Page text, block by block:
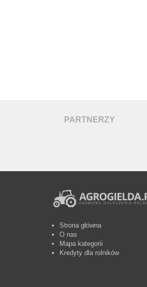
PARTNERZY
Strona główna
O nas
Mapa kategorii
Kredyty dla rolników